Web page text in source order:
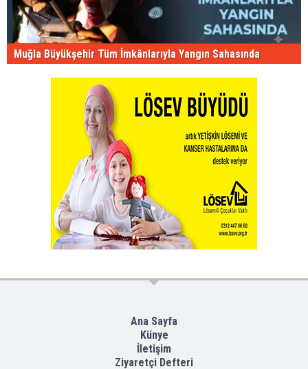
Muğla Büyükşehir Tüm İmkânlarıyla Yangın Sahasında
Ana Sayfa
Künye
İletişim
Ziyaretçi Defteri